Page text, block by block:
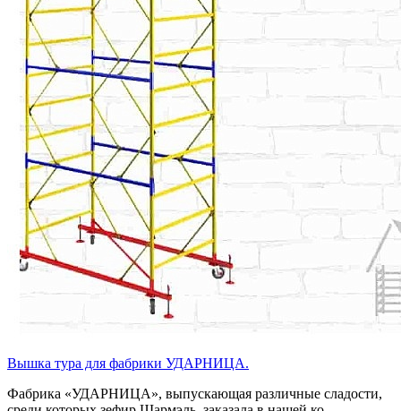
Вышка тура для фабрики УДАРНИЦА.
Фабрика «УДАРНИЦА», выпускающая различные сладости,